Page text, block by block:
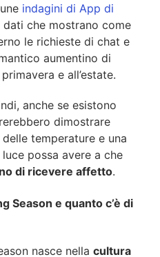
indagini di App di
che mostrano come
le richieste di chat e
aumentino di
e all’estate.
anche se esistono
dimostrare
temperature e una
possa avere a che
di ricevere affetto.
Season e quanto c’è di
nasce nella cultura